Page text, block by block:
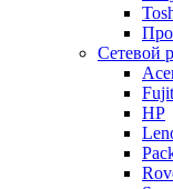
Сетевой
HP